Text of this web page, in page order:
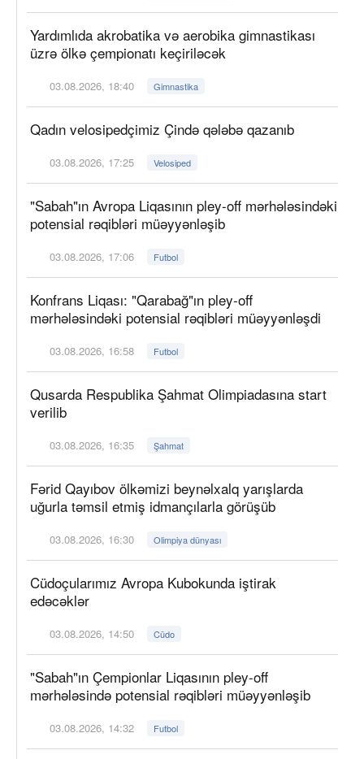
Yardımlıda akrobatika və aerobika gimnastikası
üzrə ölkə çempionatı keçiriləcək
03.08.2026, 18:40 Gimnastika
Qadın velosipedçimiz Çində qələbə qazanıb
03.08.2026, 17:25 Velosiped
"Sabah"ın Avropa Liqasının pley-off mərhələsindəki
potensial rəqibləri müəyyənləşib
03.08.2026, 17:06 Futbol
Konfrans Liqası: "Qarabağ"ın pley-off
mərhələsindəki potensial rəqibləri müəyyənləşdi
03.08.2026, 16:58 Futbol
Qusarda Respublika Şahmat Olimpiadasına start
verilib
03.08.2026, 16:35 Şahmat
Fərid Qayıbov ölkəmizi beynəlxalq yarışlarda
uğurla təmsil etmiş idmançılarla görüşüb
03.08.2026, 16:30 Olimpiya dünyası
Cüdoçularımız Avropa Kubokunda iştirak
edəcəklər
03.08.2026, 14:50 Cüdo
"Sabah"ın Çempionlar Liqasının pley-off
mərhələsində potensial rəqibləri müəyyənləşib
03.08.2026, 14:32 Futbol